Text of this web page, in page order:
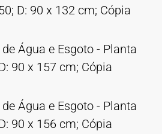
D: 90 x 132 cm; Cópia
Água e Esgoto - Planta
90 x 157 cm; Cópia
Água e Esgoto - Planta
90 x 156 cm; Cópia